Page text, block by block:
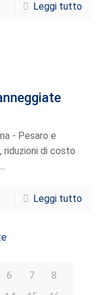
Leggi tutto
- Pesaro e
riduzioni di costo
Leggi tutto
6 7
8